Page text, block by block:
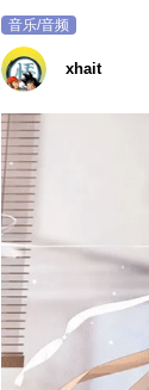
音乐/音频
xhait